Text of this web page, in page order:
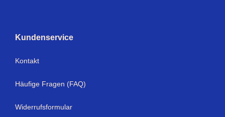
Kundenservice
Kontakt
Häufige Fragen (FAQ)
Widerrufsformular